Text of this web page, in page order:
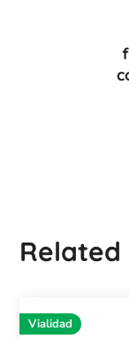
Related
Vialidad